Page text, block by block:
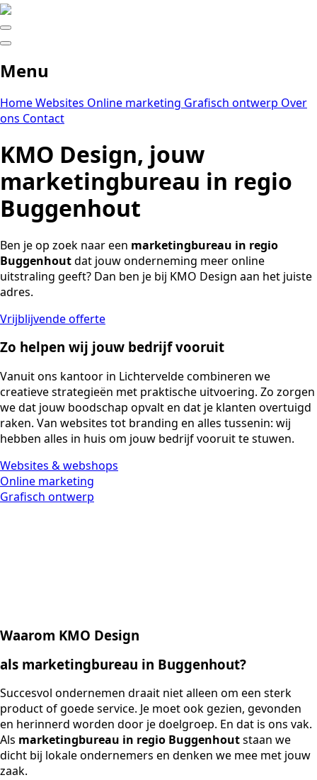
Menu
HomeWebsites Online marketing Grafisch ontwerp Over
ons Contact
KMO Design, jouw
marketingbureau in regio
Buggenhout
Ben je op zoek naar een marketingbureau in regio
Buggenhoutdat jouw onderneming meer online
uitstraling geeft? Dan ben je bij KMO Design aan het juiste
adres.
Vrijblijvende offerte
Zo helpen wij jouw bedrijf vooruit
Vanuit ons kantoor in Lichtervelde combineren we
creatieve strategieën met praktische uitvoering. Zo zorgen
we dat jouw boodschap opvalt en dat je klanten overtuigd
raken. Van websites tot branding en alles tussenin: wij
hebben alles in huis om jouw bedrijf vooruit te stuwen.
Websites & webshops
Online marketing
Grafisch ontwerp
Waarom KMO Design
als marketingbureau in Buggenhout?
Succesvol ondernemen draait niet alleen om een sterk
product of goede service. Je moet ook gezien, gevonden
en herinnerd worden door je doelgroep. En dat is ons vak.
Als marketingbureau in regio Buggenhoutstaan we
dicht bij lokale ondernemers en denken we mee met jouw
zaak.